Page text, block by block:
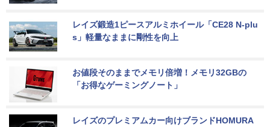
レイズ鍛造1ピースアルミホイール「CE28 N-plu
s」軽量なままに剛性を向上
お値段そのままでメモリ倍増！メモリ32GBの
「お得なゲーミングノート」
レイズのプレミアムカー向けブランドHOMURA